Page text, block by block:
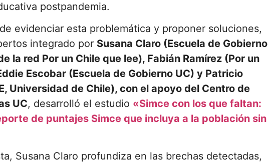
postpandemia.
evidenciar esta problemática y proponer soluciones,
integrado por Susana Claro (Escuela de Gobierno
la red Por un Chile que lee), Fabián Ramírez (Por un
Escobar (Escuela de Gobierno UC) y Patricio
Universidad de Chile), con el apoyo del Centro de
UC, desarrolló el estudio «Simce con los que faltan:
de puntajes Simce que incluya a la población sin
Susana Claro profundiza en las brechas detectadas,